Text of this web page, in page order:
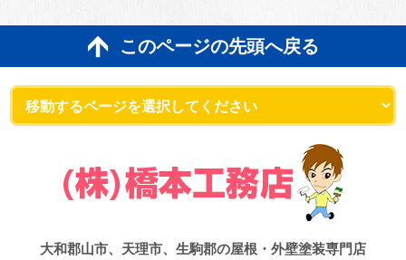
このページの先頭へ戻る
大和郡山市、天理市、生駒郡の屋根・外壁塗装専門店